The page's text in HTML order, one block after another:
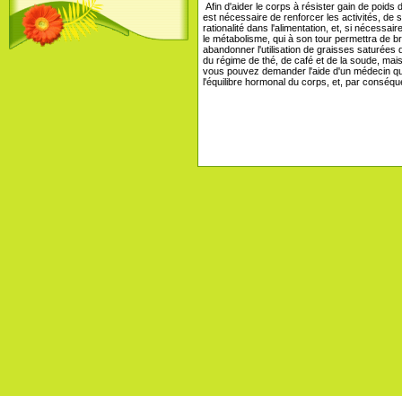
Afin d'aider le corps à résister gain de poids
est nécessaire de renforcer les activités, de
rationalité dans l'alimentation, et, si
le métabolisme, qui à son tour permettra de
abandonner l'utilisation de graisses saturées
du régime de thé, de café et de la soude,
vous pouvez demander l'aide d'un médecin
l'équilibre hormonal du corps, et, par